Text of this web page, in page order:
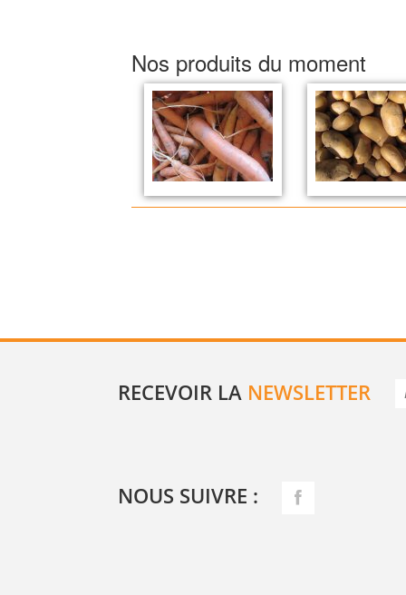
Nos produits du moment
RECEVOIR LA NEWSLETTER
NOUS SUIVRE :